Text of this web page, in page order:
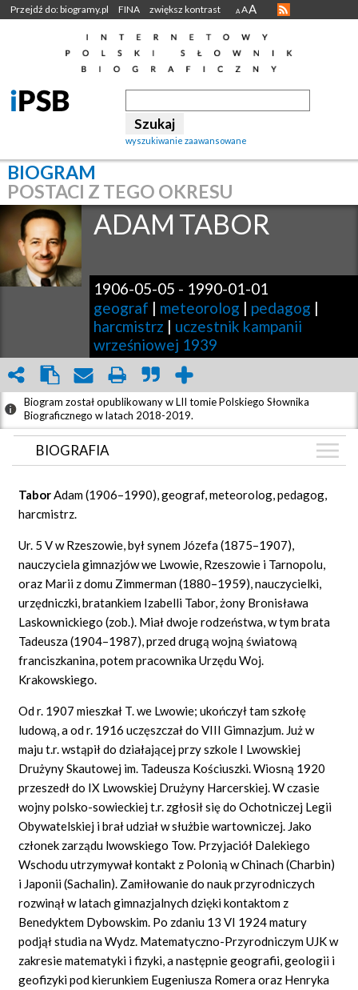
Przejdź do: biogramy.pl FINA zwiększ kontrast A AA
wyszukiwanie zaawansowane
BIOGRAM
POSTACI Z TEGO OKRESU
ADAM TABOR
1906-05-05 - 1990-01-01
geograf | meteorolog | pedagog |
harcmistrz | uczestnik kampanii
wrześniowej 1939
Biogram został opublikowany w LII tomie Polskiego Słownika
Biograficznego w latach 2018-2019.
BIOGRAFIA
GRAF POWIĄZAŃ
DYSKUSJA
Mapa
TaborAdam (1906–1990), geograf, meteorolog, pedagog,
harcmistrz.
Ur. 5 V w Rzeszowie, był synem Józefa (1875–1907),
nauczyciela gimnazjów we Lwowie, Rzeszowie i Tarnopolu,
oraz Marii z domu Zimmerman (1880–1959), nauczycielki,
urzędniczki, bratankiem Izabelli Tabor, żony Bronisława
Laskownickiego (zob.). Miał dwoje rodzeństwa, w tym brata
Tadeusza (1904–1987), przed drugą wojną światową
franciszkanina, potem pracownika Urzędu Woj.
Krakowskiego.
Od r. 1907 mieszkał T. we Lwowie; ukończył tam szkołę
ludową, a od r. 1916 uczęszczał do VIII Gimnazjum. Już w
maju t.r. wstąpił do działającej przy szkole I Lwowskiej
Drużyny Skautowej im. Tadeusza Kościuszki. Wiosną 1920
przeszedł do IX Lwowskiej Drużyny Harcerskiej. W czasie
wojny polsko-sowieckiej t.r. zgłosił się do Ochotniczej Legii
Obywatelskiej i brał udział w służbie wartowniczej. Jako
członek zarządu lwowskiego Tow. Przyjaciół Dalekiego
Wschodu utrzymywał kontakt z Polonią w Chinach (Charbin)
i Japonii (Sachalin). Zamiłowanie do nauk przyrodniczych
rozwinął w latach gimnazjalnych dzięki kontaktom z
Benedyktem Dybowskim. Po zdaniu 13 VI 1924 matury
podjął studia na Wydz. Matematyczno-Przyrodniczym UJK w
zakresie matematyki i fizyki, a następnie geografii, geologii i
geofizyki pod kierunkiem Eugeniusza Romera oraz Henryka